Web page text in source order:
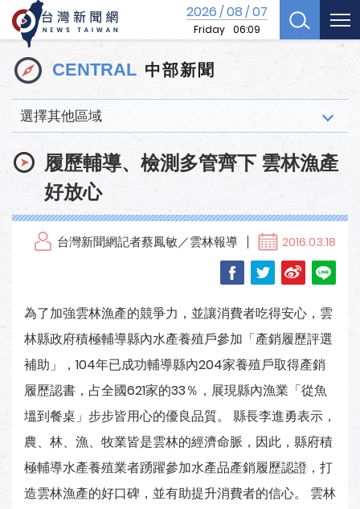
2026/08/07
Friday 06:09
CENTRAL 中部新聞
選擇其他區域
履歷輔導、檢測多管齊下 雲林漁產
好放心
台灣新聞網記者蔡鳳敏／雲林報導 2016.03.18
為了加強雲林漁產的競爭力，並讓消費者吃得安心，雲
林縣政府積極輔導縣內水產養殖戶參加「產銷履歷評選
補助」，104年已成功輔導縣內204家養殖戶取得產銷
履歷認書，占全國621家的33％，展現縣內漁業「從魚
塭到餐桌」步步皆用心的優良品質。 縣長李進勇表示，
農、林、漁、牧業皆是雲林的經濟命脈，因此，縣府積
極輔導水產養殖業者踴躍參加水產品產銷履歷認證，打
造雲林漁產的好口碑，並有助提升消費者的信心。 雲林